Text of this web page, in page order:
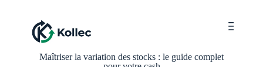
Maîtriser la variation des stocks : le guide complet